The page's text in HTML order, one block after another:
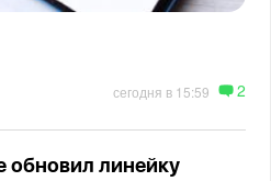
сегодня в 15:59 2
обновил линейку